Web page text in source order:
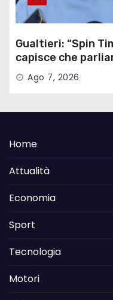
Gualtieri: “Spin
capisce che
Ago 7, 2026
Home
Attualità
Economia
Sport
Tecnologia
Motori